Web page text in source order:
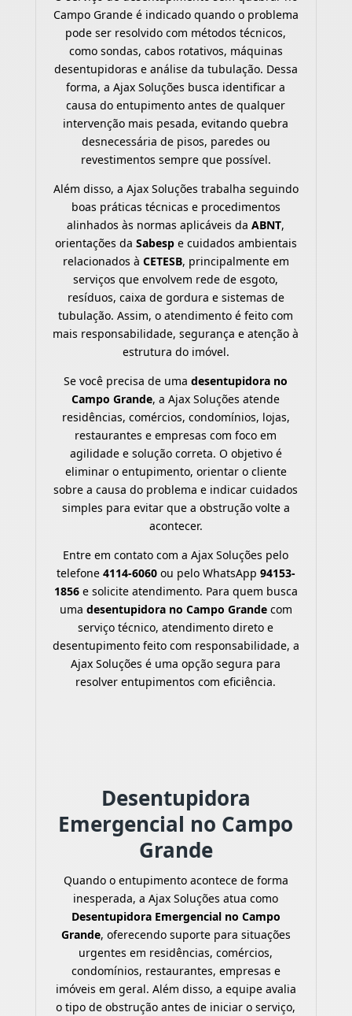
Campo Grande é indicado quando o problema
pode ser resolvido com métodos técnicos,
como sondas, cabos rotativos, máquinas
desentupidoras e análise da tubulação. Dessa
forma, a Ajax Soluções busca identificar a
causa do entupimento antes de qualquer
intervenção mais pesada, evitando quebra
desnecessária de pisos, paredes ou
revestimentos sempre que possível.
Além disso, a Ajax Soluções trabalha seguindo
boas práticas técnicas e procedimentos
alinhados às normas aplicáveis daABNT,
orientações da Sabespe cuidados ambientais
relacionados à CETESB, principalmente em
serviços que envolvem rede de esgoto,
resíduos, caixa de gordura e sistemas de
tubulação. Assim, o atendimento é feito com
mais responsabilidade, segurança e atenção à
estrutura do imóvel.
Se você precisa de umadesentupidora no
Campo Grande, a Ajax Soluções atende
residências, comércios, condomínios, lojas,
restaurantes e empresas com foco em
agilidade e solução correta. O objetivo é
eliminar o entupimento, orientar o cliente
sobre a causa do problema e indicar cuidados
simples para evitar que a obstrução volte a
acontecer.
Entre em contato com a Ajax Soluções pelo
telefone 4114-6060ou pelo WhatsApp 94153-
1856e solicite atendimento. Para quem busca
uma desentupidora no Campo Grandecom
serviço técnico, atendimento direto e
desentupimento feito com responsabilidade, a
Ajax Soluções é uma opção segura para
resolver entupimentos com eficiência.
Desentupidora
Emergencial no Campo
Grande
Quando o entupimento acontece de forma
inesperada, a Ajax Soluções atua como
Desentupidora Emergencial no Campo
Grande, oferecendo suporte para situações
urgentes em residências, comércios,
condomínios, restaurantes, empresas e
imóveis em geral. Além disso, a equipe avalia
o tipo de obstrução antes de iniciar o serviço,